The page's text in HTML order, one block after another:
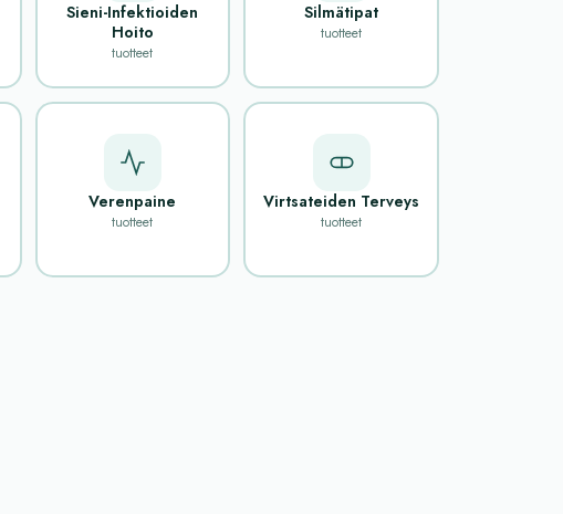
Sieni-Infektioiden
Hoito
tuotteet
Silmätipat
tuotteet
Verenpaine
tuotteet
Virtsateiden Terveys
tuotteet